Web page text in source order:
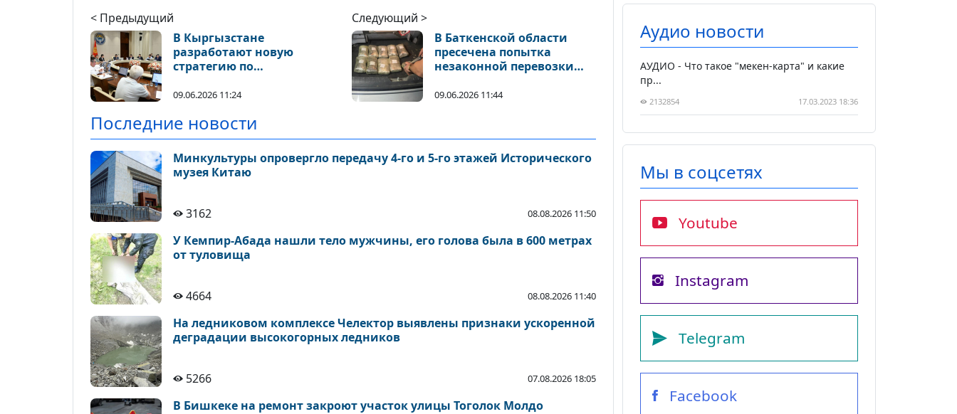
< Предыдущий
В Кыргызстане
разработают новую
стратегию по
отмыванию преступных
09.06.2026 11:24
Следующий >
В Баткенской области
пресечена попытка
незаконной перевозки
09.06.2026 11:44
Последние новости
Минкультуры опровергло передачу 4-го и 5-го этажей Исторического
музея Китаю
3162 08.08.2026 11:50
У Кемпир-Абада нашли тело мужчины, его голова была в 600 метрах
от туловища
4664 08.08.2026 11:40
На ледниковом комплексе Челектор выявлены признаки ускоренной
деградации высокогорных ледников
5266 07.08.2026 18:05
В Бишкеке на ремонт закроют участок улицы Тоголок Молдо
Аудио новости
АУДИО - Что такое "мекен-карта" и какие
пр...
2132854 17.03.2023 18:36
Мы в соцсетях
Youtube
Instagram
Telegram
Facebook